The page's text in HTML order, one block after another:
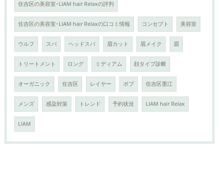
住吉区の美容室･LIAM hair Relaxの評判
住吉区の美容室･LIAM hair Relaxの口コミ情報 コンセプト 美容室
ウルフ スパ ヘッドスパ 眉カット 眉メイク 眉
トリートメント ロング ミディアム 顔タイプ診断
オーガニック 住吉区 レイヤー ボブ 住吉区墨江
メンズ 感染対策 トレンド 予約状況 LIAM hair Relax
LIAM